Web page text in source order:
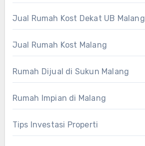
Jual Rumah Kost Dekat UB Malang
Jual Rumah Kost Malang
Rumah Dijual di Sukun Malang
Rumah Impian di Malang
Tips Investasi Properti